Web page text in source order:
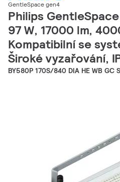
GentleSpace gen4
Philips
97 W, 17000 lm,
Kompatibilní se
Široké vyzařování,
BY580P 170S/840 DIA HE WB GC